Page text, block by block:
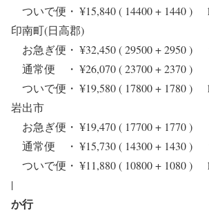
ついで便・ ¥15,840 ( 14400 + 1440 )
印南町(日高郡)
お急ぎ便・ ¥32,450 ( 29500 + 2950 )
通常便 ・ ¥26,070 ( 23700 + 2370 )
ついで便・ ¥19,580 ( 17800 + 1780 )
岩出市
お急ぎ便・ ¥19,470 ( 17700 + 1770 )
通常便 ・ ¥15,730 ( 14300 + 1430 )
ついで便・ ¥11,880 ( 10800 + 1080 )
|
か行